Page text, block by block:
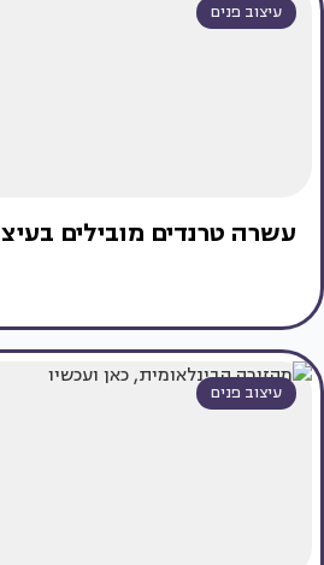
עיצוב פנים
עשרה טרנדים מובילים בעיצוב
עיצוב פנים